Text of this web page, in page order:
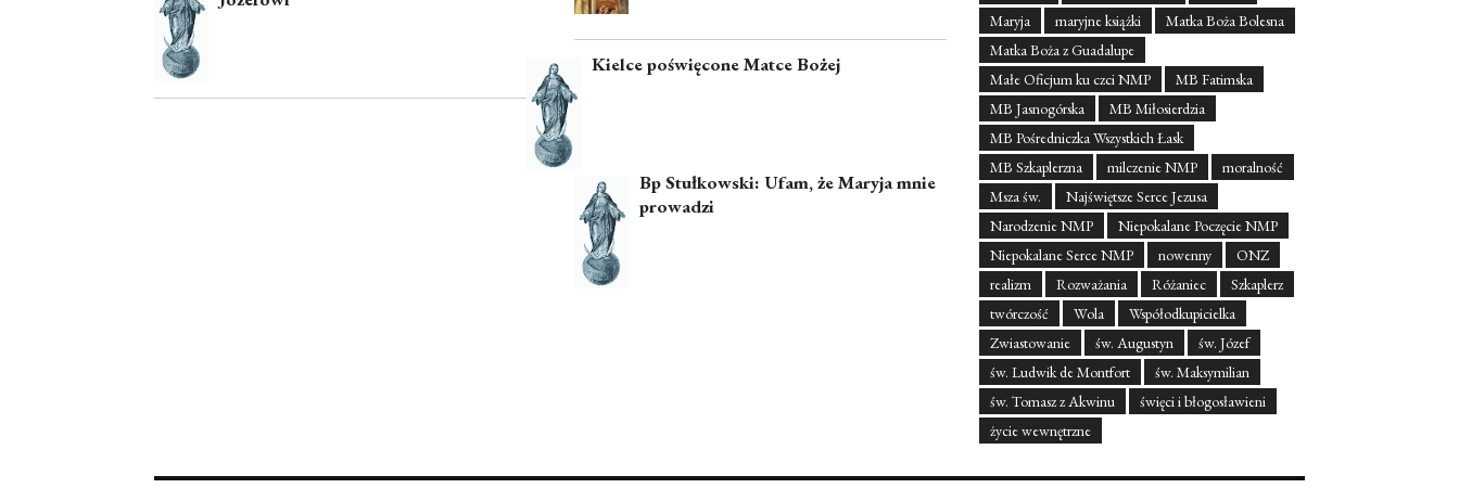
Kielce poświęcone Matce Bożej
Bp Stułkowski: Ufam, że Maryja mnie
prowadzi
Maryja
maryjne książki
Matka Boża Bolesna
Matka Boża z Guadalupe
Małe Oficjum ku czci NMP
MB Fatimska
MB Jasnogórska
MB Miłosierdzia
MB Pośredniczka Wszystkich Łask
MB Szkaplerzna
milczenie NMP
moralność
Msza św.
Najświętsze Serce Jezusa
Narodzenie NMP
Niepokalane Poczęcie NMP
Niepokalane Serce NMP
nowenny
ONZ
realizm
Rozważania Różaniec
Szkaplerz
twórczość
Wola
Współodkupicielka
Zwiastowanie
św. Augustyn
św. Józef
św. Ludwik de Montfort
św. Maksymilian
św. Tomasz z Akwinu
święci i błogosławieni
życie wewnętrzne